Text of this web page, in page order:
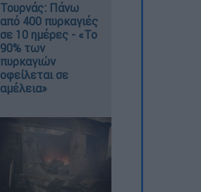
Τουρνάς: Πάνω
από 400 πυρκαγιές
σε 10 ημέρες - «Το
90% των
πυρκαγιών
οφείλεται σε
αμέλεια»